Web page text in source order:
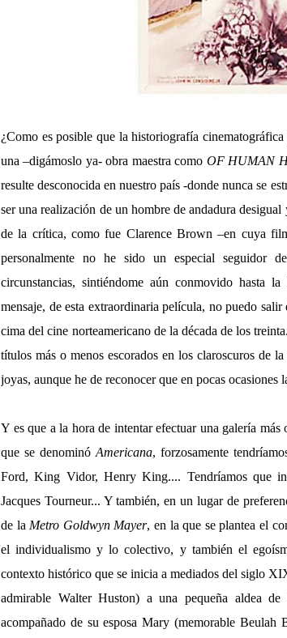
¿Como es posible que la historiografía
una –digámoslo ya- obra maestra como OF HUMAN
resulte desconocida en nuestro país -donde nunca se
ser una realización de un hombre de andadura
de la crítica, como fue Clarence Brown –en cuya
personalmente no he sido un especial seguidor
circunstancias, sintiéndome aún conmovido hasta
mensaje, de esta extraordinaria película, no puedo
cima del cine norteamericano de la década de los
títulos más o menos escorados en los claroscuros de
joyas, aunque he de reconocer que en pocas
Y es que a la hora de intentar efectuar una galería
que se denominó Americana, forzosamente
Ford, King Vidor, Henry King.... Tendríamos que
Jacques Tourneur... Y también, en un lugar de
de la Metro Goldwyn Mayer, en la que se plantea el
el individualismo y lo colectivo, y también el
contexto histórico que se inicia a mediados del siglo
admirable Walter Huston) a una pequeña aldea
acompañado de su esposa Mary (memorable